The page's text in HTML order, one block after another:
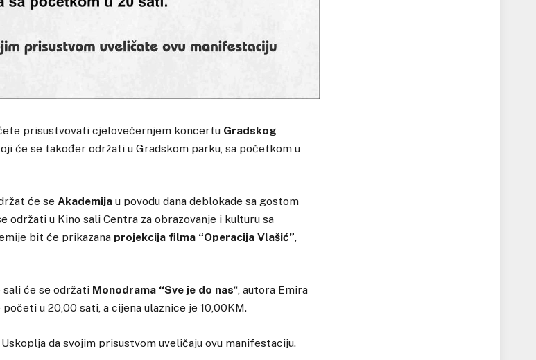
prisustvovati cjelovečernjem koncertu Gradskog
će se također održati u Gradskom parku, sa početkom u
će se Akademija u povodu dana deblokade sa gostom
održati u Kino sali Centra za obrazovanje i kulturu sa
bit će prikazana projekcija filma “Operacija Vlašić”,
sali će se održati Monodrama “Sve je do nas“, autora Emira
u 20,00 sati, a cijena ulaznice je 10,00KM.
da svojim prisustvom uveličaju ovu manifestaciju.